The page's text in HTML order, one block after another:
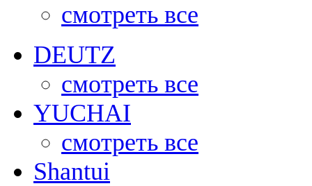
смотреть все
DEUTZ
смотреть все
YUCHAI
смотреть все
Shantui